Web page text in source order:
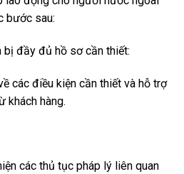
bước sau:
bị đầy đủ hồ sơ cần thiết:
các điều kiện cần thiết và hỗ trợ
khách hàng.
các thủ tục pháp lý liên quan